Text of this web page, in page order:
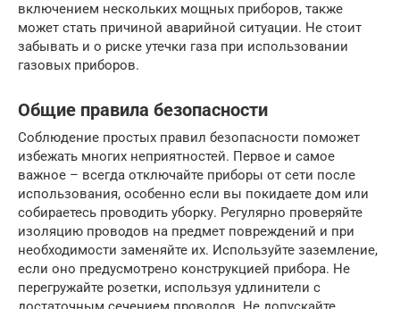
включением нескольких мощных приборов, также
может стать причиной аварийной ситуации. Не стоит
забывать и о риске утечки газа при использовании
газовых приборов.
Общие правила безопасности
Соблюдение простых правил безопасности поможет
избежать многих неприятностей. Первое и самое
важное – всегда отключайте приборы от сети после
использования, особенно если вы покидаете дом или
собираетесь проводить уборку. Регулярно проверяйте
изоляцию проводов на предмет повреждений и при
необходимости заменяйте их. Используйте заземление,
если оно предусмотрено конструкцией прибора. Не
перегружайте розетки, используя удлинители с